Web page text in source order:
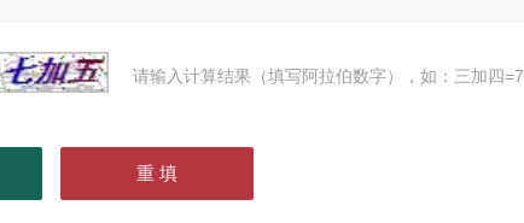
请输入计算结果（填写阿拉伯数字），如：三加四=7